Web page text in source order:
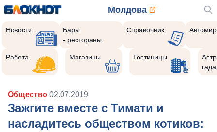
Молдова
Новости
Бары
- рестораны
Справочник Автомир
Работа Магазины Гостиницы
Общество 02.07.2019
Зажгите вместе с Тимати и
насладитесь обществом котиков: